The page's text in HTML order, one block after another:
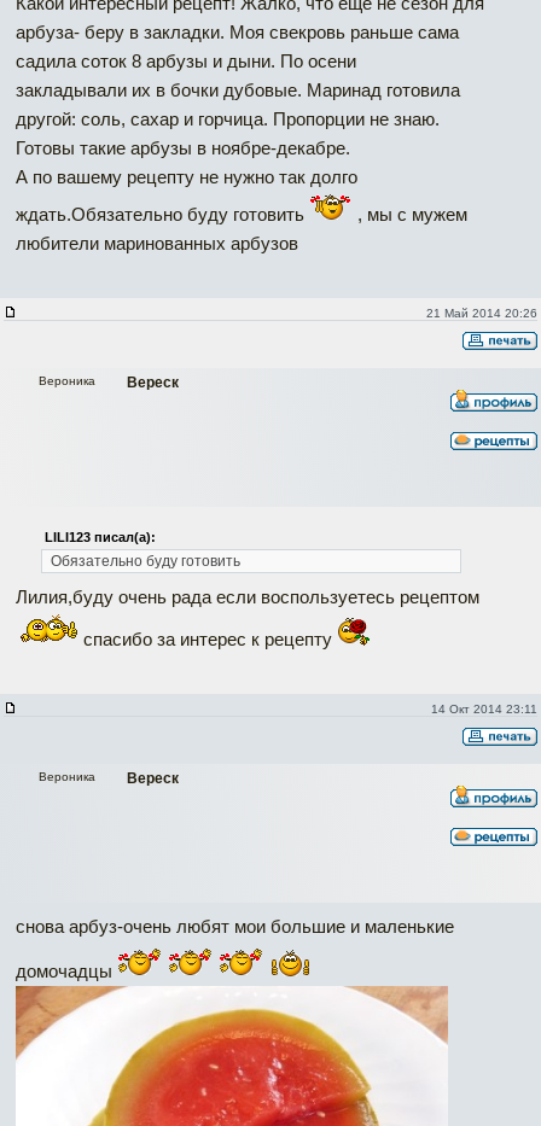
арбуза- беру в закладки. Моя свекровь раньше сама
садила соток 8 арбузы и дыни. По осени
закладывали их в бочки дубовые. Маринад готовила
другой: соль, сахар и горчица. Пропорции не знаю.
Готовы такие арбузы в ноябре-декабре.
А по вашему рецепту не нужно так долго
ждать.Обязательно буду готовить
, мы с мужем
любители маринованных арбузов
21 Май 2014 20:26
Вереск
Вероника
LILI123 писал(а):
Обязательно буду готовить
Лилия,буду очень рада если воспользуетесь рецептом
спасибо за интерес к рецепту
14 Окт 2014 23:11
Вереск
Вероника
снова арбуз-очень любят мои большие и маленькие
домочадцы